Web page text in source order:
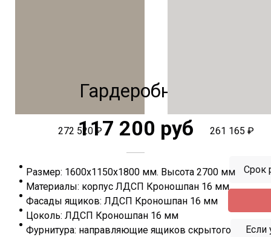
Срок
Если
261 165 ₽
272 520 ₽
Гардеробная
117 200 руб
Размер: 1600х1150х1800 мм. Высота 2700 мм
Материалы: корпус ЛДСП Кроношпан 16 мм
Фасады ящиков: ЛДСП Кроношпан 16 мм
Цоколь: ЛДСП Кроношпан 16 мм
Фурнитура: направляющие ящиков скрытого